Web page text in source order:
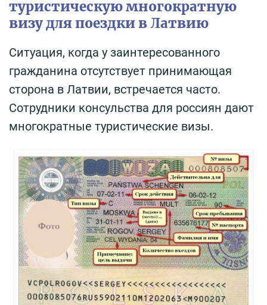
туристическую многократную
визу для поездки в Латвию
Ситуация, когда у заинтересованного
гражданина отсутствует принимающая
сторона в Латвии, встречается часто.
Сотрудники консульства для россиян дают
многократные туристические визы.